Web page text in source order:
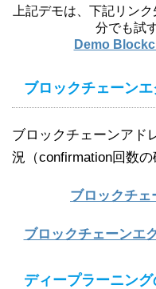
上記デモは、下記リン
分でも試
Demo
ブロックチェーン
ブロックチェーンアド
況（confirmation回数の
ブロックチェ
ブロックチェーンエ
ディープラーニング